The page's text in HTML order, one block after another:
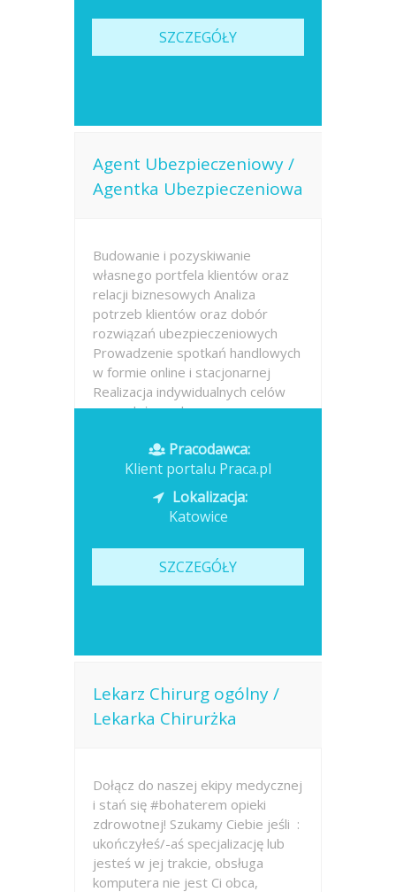
SZCZEGÓŁY
Agent Ubezpieczeniowy /
Agentka Ubezpieczeniowa
Budowanie i pozyskiwanie
własnego portfela klientów oraz
relacji biznesowych Analiza
potrzeb klientów oraz dobór
rozwiązań ubezpieczeniowych
Prowadzenie spotkań handlowych
w formie online i stacjonarnej
Realizacja indywidualnych celów
sprzedażowych przy...
Opublikowano: dzisiajPracodawca:
Klient portalu Praca.pl
Lokalizacja:
Katowice
SZCZEGÓŁY
Lekarz Chirurg ogólny /
Lekarka Chirurżka
Dołącz do naszej ekipy medycznej
i stań się #bohaterem opieki
zdrowotnej! Szukamy Ciebie jeśli ​ :
ukończyłeś/-aś specjalizację lub
jesteś w jej trakcie, obsługa
komputera nie jest Ci obca,